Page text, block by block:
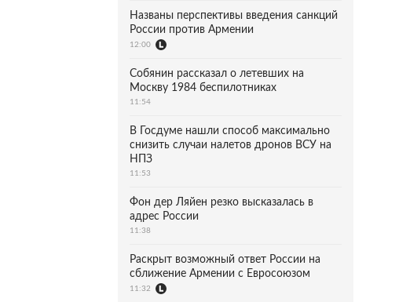
Названы перспективы введения санкций
России против Армении
12:00
Собянин рассказал о летевших на
Москву 1984 беспилотниках
11:54
В Госдуме нашли способ максимально
снизить случаи налетов дронов ВСУ на
НПЗ
11:53
Фон дер Ляйен резко высказалась в
адрес России
11:38
Раскрыт возможный ответ России на
сближение Армении с Евросоюзом
11:32